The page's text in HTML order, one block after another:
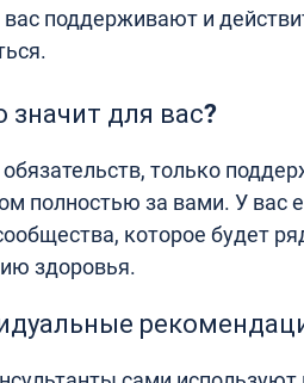
поддерживают и
значит для вас?
только
полностью за вами. У вас
которое будет
здоровья.